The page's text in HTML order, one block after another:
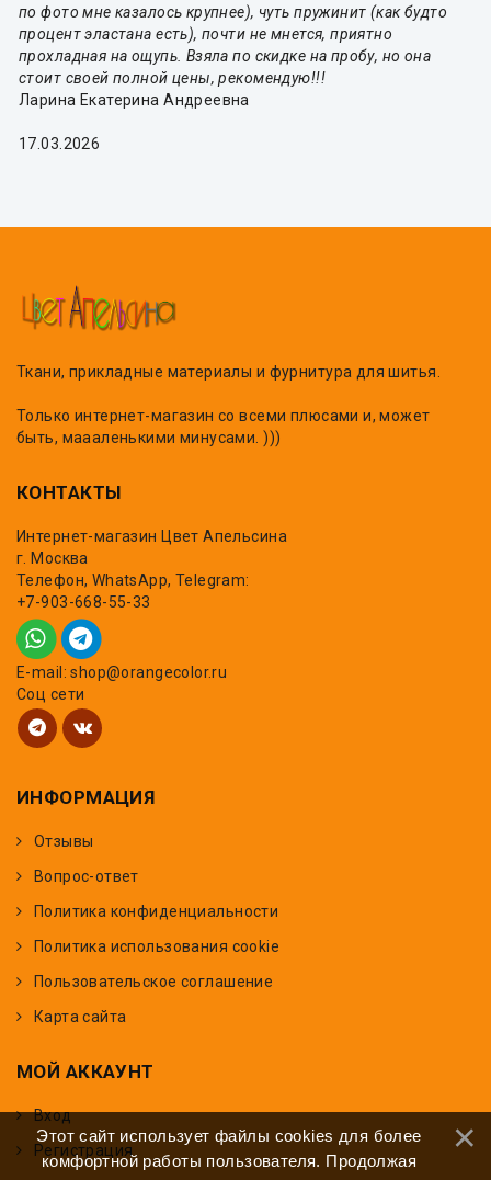
по фото мне казалось крупнее), чуть пружинит (как будто
процент эластана есть), почти не мнется, приятно
прохладная на ощупь. Взяла по скидке на пробу, но она
стоит своей полной цены, рекомендую!!!
Ларина Екатерина Андреевна
17.03.2026
Ткани, прикладные материалы и фурнитура для шитья.
Только интернет-магазин со всеми плюсами и, может
быть, маааленькими минусами. )))
КОНТАКТЫ
Интернет-магазин Цвет Апельсина
г. Москва
Телефон, WhatsApp, Telegram:
+7-903-668-55-33
E-mail: shop@orangecolor.ru
Соц сети
ИНФОРМАЦИЯ
Отзывы
Вопрос-ответ
Политика конфиденциальности
Политика использования cookie
Пользовательское соглашение
Карта сайта
МОЙ АККАУНТ
Вход
Регистрация
Этот сайт использует файлы cookies для более
комфортной работы пользователя. Продолжая